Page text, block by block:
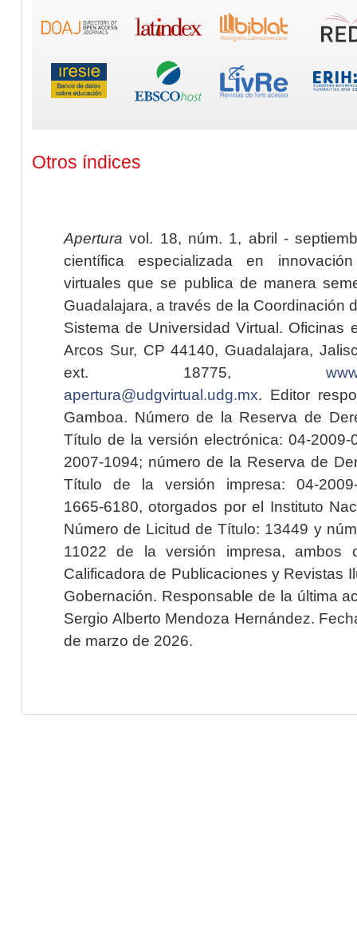
Otros índices
Apertura vol. 18, núm. 1, abril -
científica especializada en
virtuales que se publica de manera
Guadalajara, a través de la Coordinación
Sistema de Universidad Virtual. Oficinas
Arcos Sur, CP 44140, Guadalajara,
ext. 18775,
apertura@udgvirtual.udg.mx. Editor
Gamboa. Número de la Reserva de
Título de la versión electrónica: 04-2009-
2007-1094; número de la Reserva de
Título de la versión impresa: 04-2009-
1665-6180, otorgados por el Instituto
Número de Licitud de Título: 13449 y
11022 de la versión impresa, ambos
Calificadora de Publicaciones y Revistas
Gobernación. Responsable de la última
Sergio Alberto Mendoza Hernández.
de marzo de 2026.